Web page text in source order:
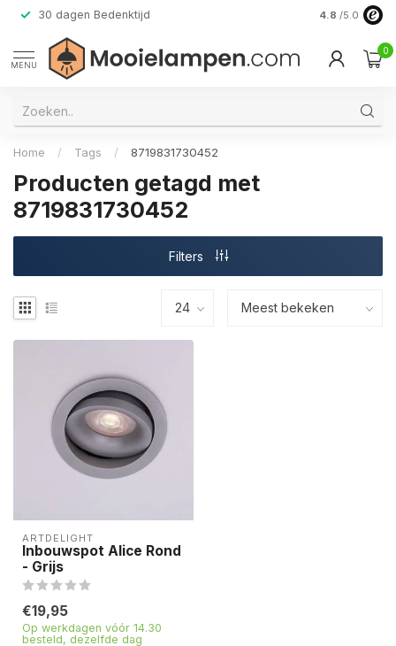
30 dagen Bedenktijd Verzending
4.8 /5.0
MENU
0
Home / Tags / 8719831730452
Producten getagd met
8719831730452
Filters
ARTDELIGHT
Inbouwspot Alice Rond
- Grijs
€19,95
Op werkdagen vóór 14.30
besteld, dezelfde dag